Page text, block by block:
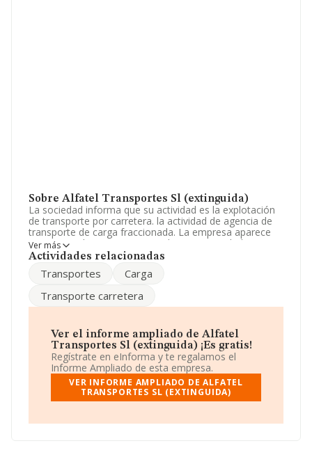
Sobre Alfatel Transportes Sl (extinguida)
La sociedad informa que su actividad es la explotación
de transporte por carretera. la actividad de agencia de
transporte de carga fraccionada. La empresa aparece
inscrita en el Registro Mercantil como Sociedad
Limitada. Tiene CNAE: 4941 - 'Transporte de mercancías
mercados exteriores.
Según los datos a disposición de INFORMA, ha tenido
un número de empleados por debajo de la media de
La empresaAlfatel Transportes S.L (extinguida)
con CIF B35881960, tiene su domicilio social
establecido en Calle Obispo Romo núm. 16 9, (35011),
en el municipio de Las Palmas De Gran Canaria, en Las
Palmas, Islas Canarias.
hasta 62.013 empresas, a nivel nacional la facturación
Ver más
Actividades relacionadas
Transportes
Carga
Transporte carretera
Ver el informe ampliado de Alfatel
Transportes Sl (extinguida) ¡Es gratis!
Regístrate en eInforma y te regalamos el
Informe Ampliado de esta empresa.
VER INFORME AMPLIADO DE ALFATEL
TRANSPORTES SL (EXTINGUIDA)